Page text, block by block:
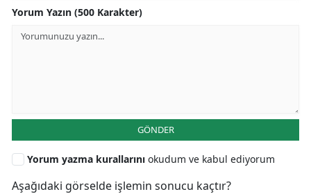
Yorum Yazın (500 Karakter)
GÖNDER
Yorum yazma kurallarını okudum ve kabul ediyorum
Aşağıdaki görselde işlemin sonucu kaçtır?